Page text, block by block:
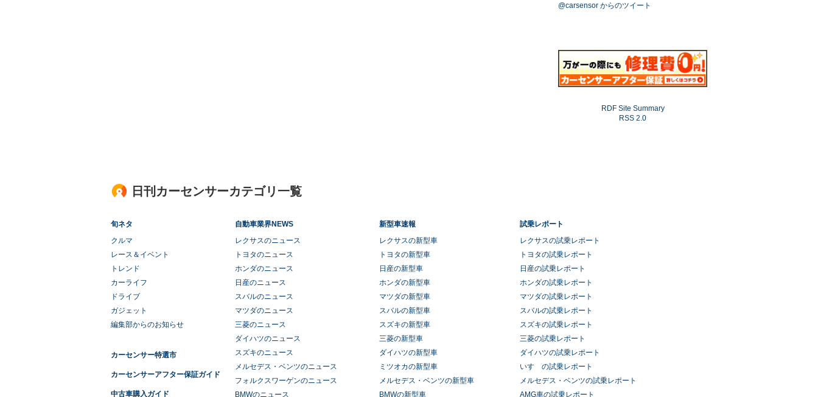
@carsensor からのツイート
RDF Site Summary
RSS 2.0
日刊カーセンサーカテゴリ一覧
旬ネタ
クルマ
レース＆イベント
トレンド
カーライフ
ドライブ
ガジェット
編集部からのお知らせ
カーセンサー特選市
カーセンサーアフター保証ガイド
中古車購入ガイド
自動車業界NEWS
レクサスのニュース
トヨタのニュース
ホンダのニュース
日産のニュース
スバルのニュース
マツダのニュース
三菱のニュース
ダイハツのニュース
スズキのニュース
メルセデス・ベンツのニュース
フォルクスワーゲンのニュース
BMWのニュース
新型車速報
レクサスの新型車
トヨタの新型車
日産の新型車
ホンダの新型車
マツダの新型車
スバルの新型車
スズキの新型車
三菱の新型車
ダイハツの新型車
ミツオカの新型車
メルセデス・ベンツの新型車
BMWの新型車
試乗レポート
レクサスの試乗レポート
トヨタの試乗レポート
日産の試乗レポート
ホンダの試乗レポート
マツダの試乗レポート
スバルの試乗レポート
スズキの試乗レポート
三菱の試乗レポート
ダイハツの試乗レポート
いすゞの試乗レポート
メルセデス・ベンツの試乗レポート
AMG車の試乗レポート